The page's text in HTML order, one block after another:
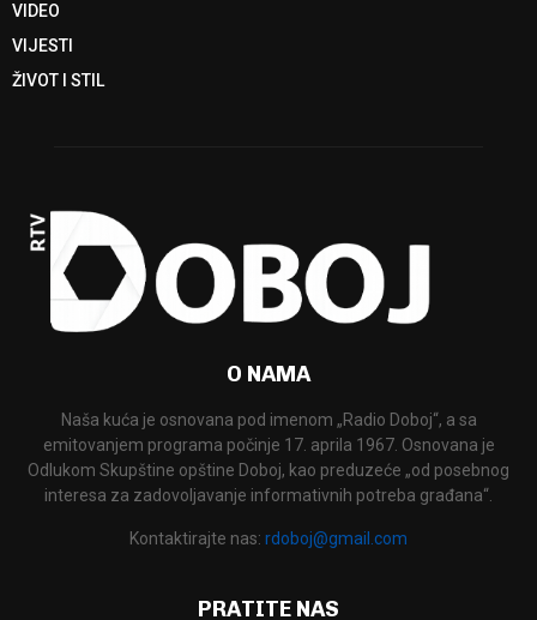
VIDEO
VIJESTI
ŽIVOT I STIL
O NAMA
Naša kuća je osnovana pod imenom „Radio Doboj“, a sa
emitovanjem programa počinje 17. aprila 1967. Osnovana je
Odlukom Skupštine opštine Doboj, kao preduzeće „od posebnog
interesa za zadovoljavanje informativnih potreba građana“.
Kontaktirajte nas: rdoboj@gmail.com
PRATITE NAS